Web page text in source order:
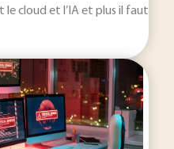
le cloud et l’IA et plus il faut